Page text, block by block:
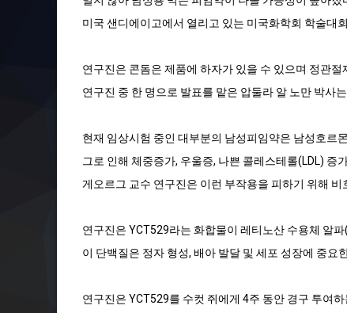
미국 샌디에이고에서 열리고 있는 미국화학회 학술대
연구진은 콘돔은 제품에 하자가 있을 수 있으며 정관
연구진 중 한 명으로 발표를 맡은 압둘라 알 노만 박사
현재 임상시험 중인 대부분의 남성피임약은 남성호르
그로 인해 체중증가, 우울증, 나쁜 콜레스테롤(LDL) 증
게오르그 교수 연구진은 이런 부작용을 피하기 위해
연구진은 YCT529라는 화합물이 레티노산 수용체 알
이 단백질은 정자 형성, 배아 발달 및 세포 성장에 중요
연구진은 YCT529를 수컷 쥐에게 4주 동안 경구 투여